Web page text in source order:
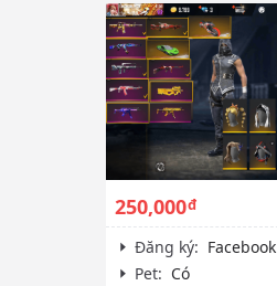
250,000đ
Đăng ký: Facebook
Pet: Có